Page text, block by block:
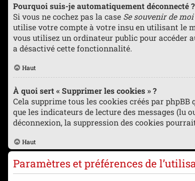
Pourquoi suis-je automatiquement déconnecté ?
Si vous ne cochez pas la case Se souvenir de moi
utilise votre compte à votre insu en utilisant le
vous utilisez un ordinateur public pour accéder
a désactivé cette fonctionnalité.
Haut
À quoi sert « Supprimer les cookies » ?
Cela supprime tous les cookies créés par
que les indicateurs de lecture des messages (lu
déconnexion, la suppression des cookies
Haut
Paramètres et préférences de